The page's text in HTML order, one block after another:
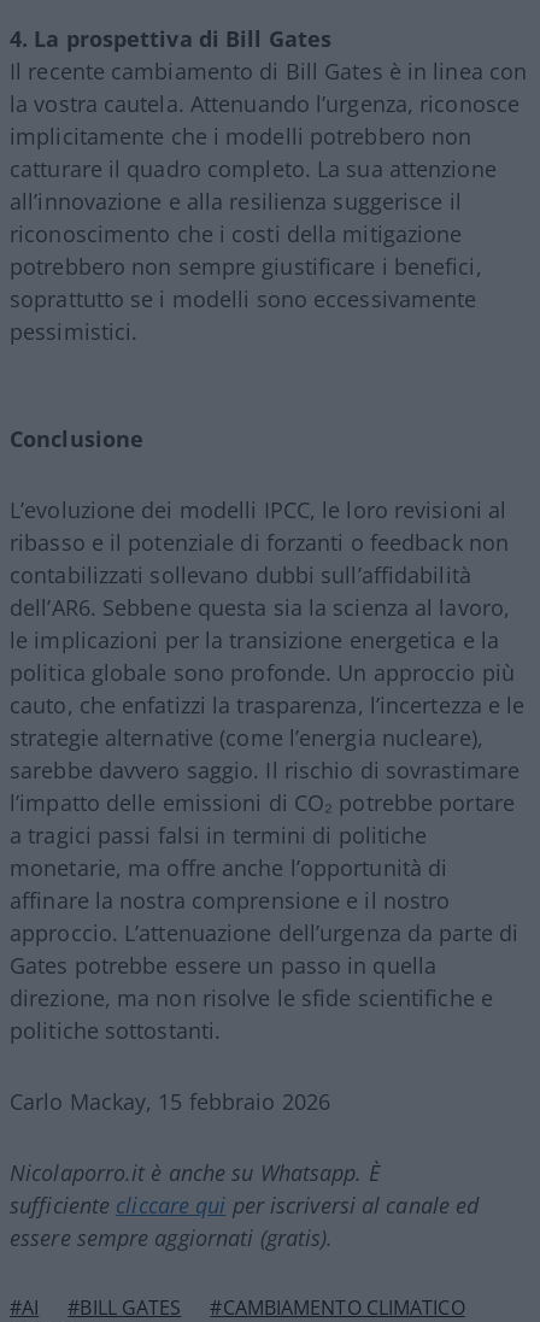
4. La prospettiva di Bill Gates
Il recente cambiamento di Bill Gates è in linea con
la vostra cautela. Attenuando l’urgenza, riconosce
implicitamente che i modelli potrebbero non
catturare il quadro completo. La sua attenzione
all’innovazione e alla resilienza suggerisce il
riconoscimento che i costi della mitigazione
potrebbero non sempre giustificare i benefici,
soprattutto se i modelli sono eccessivamente
pessimistici.
Conclusione
L’evoluzione dei modelli IPCC, le loro revisioni al
ribasso e il potenziale di forzanti o feedback non
contabilizzati sollevano dubbi sull’affidabilità
dell’AR6. Sebbene questa sia la scienza al lavoro,
le implicazioni per la transizione energetica e la
politica globale sono profonde. Un approccio più
cauto, che enfatizzi la trasparenza, l’incertezza e le
strategie alternative (come l’energia nucleare),
sarebbe davvero saggio. Il rischio di sovrastimare
l’impatto delle emissioni di CO₂ potrebbe portare
a tragici passi falsi in termini di politiche
monetarie, ma offre anche l’opportunità di
affinare la nostra comprensione e il nostro
approccio. L’attenuazione dell’urgenza da parte di
Gates potrebbe essere un passo in quella
direzione, ma non risolve le sfide scientifiche e
politiche sottostanti.
Carlo Mackay, 15 febbraio 2026
Nicolaporro.it è anche su Whatsapp. È
sufficiente cliccare qui per iscriversi al canale ed
essere sempre aggiornati (gratis).
#AI #BILL GATES
#CAMBIAMENTO CLIMATICO